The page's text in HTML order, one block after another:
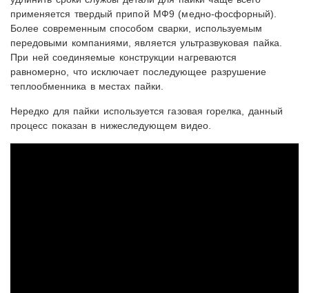
применяется твердый припой МФ9 (медно-фосфорный).
Более современным способом сварки, используемым
передовыми компаниями, является ультразвуковая пайка.
При ней соединяемые конструкции нагреваются
равномерно, что исключает последующее разрушение
теплообменника в местах пайки.
Нередко для пайки используется газовая горелка, данный
процесс показан в нижеследующем видео.